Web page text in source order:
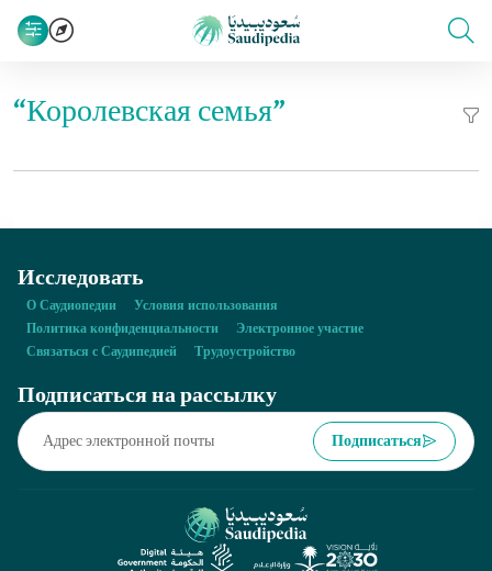
“Королевская семья”
Исследовать
О Саудиопедии
Условия использования
Политика конфиденциальности
Электронное участие
Связаться с Саудипедией
Трудоустройство
Подписаться на рассылку
Подписаться